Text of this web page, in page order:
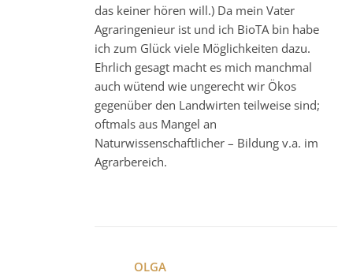
das keiner hören will.) Da mein Vater
Agraringenieur ist und ich BioTA bin habe
ich zum Glück viele Möglichkeiten dazu.
Ehrlich gesagt macht es mich manchmal
auch wütend wie ungerecht wir Ökos
gegenüber den Landwirten teilweise sind;
oftmals aus Mangel an
Naturwissenschaftlicher – Bildung v.a. im
Agrarbereich.
OLGA